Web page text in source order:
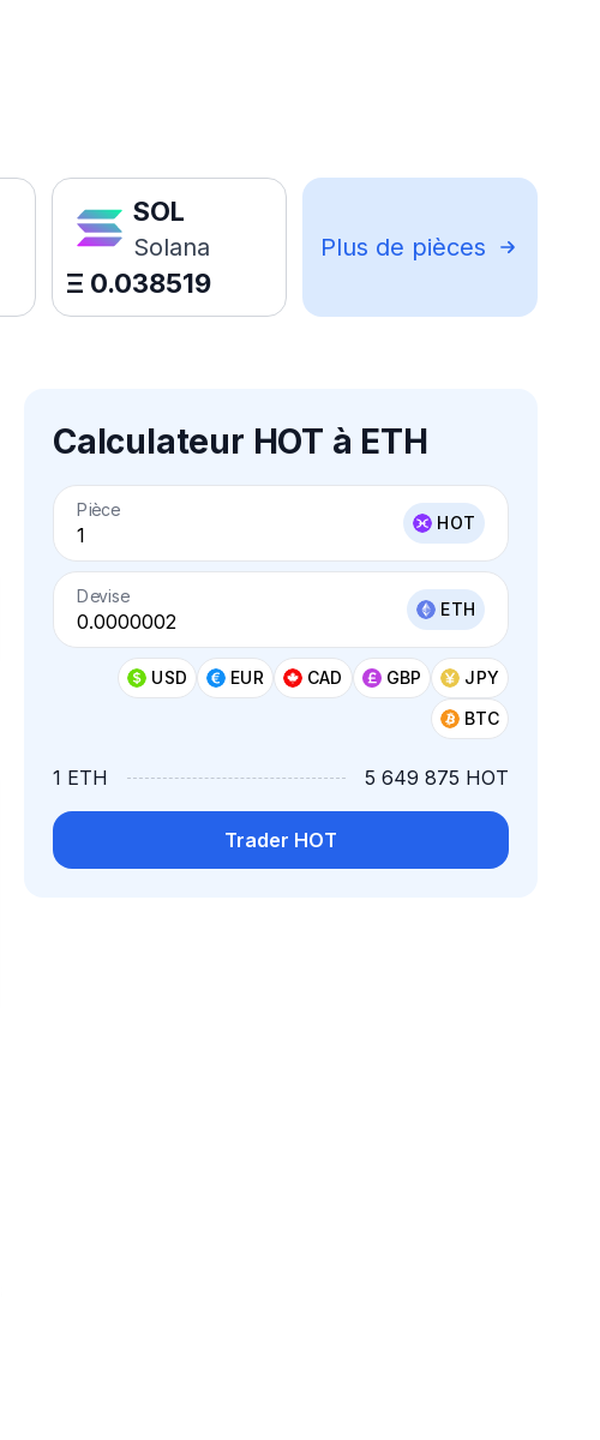
SOL
Solana
Ξ 0.038519
Plus de pièces
Calculateur HOT à ETH
Pièce
HOT
Devise
ETH
USD EUR CAD GBP
JPY
BTC
1 ETH 5 649 875 HOT
Trader HOT